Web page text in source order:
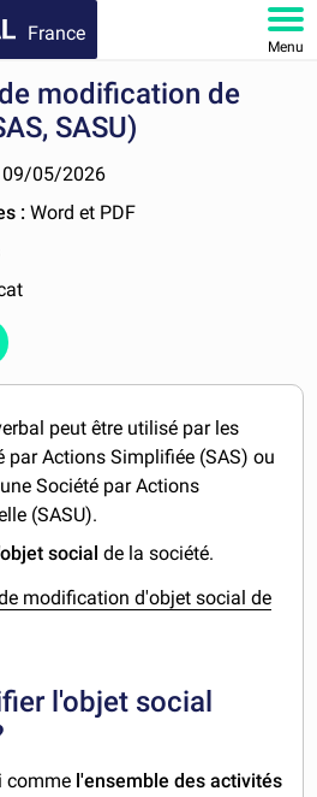
France
Menu
modification de
SASU)
09/05/2026
:Word et PDF
peut être utilisé par les
par Actions Simplifiée (SAS) ou
Société par Actions
(SASU).
socialde la société.
modification d'objet social de
l'objet social
comme l'ensemble des activités